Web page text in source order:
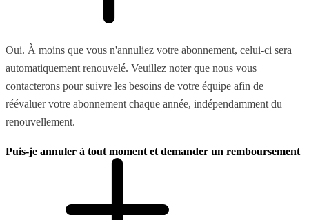
Oui. À moins que vous n'annuliez votre abonnement, celui-ci sera
automatiquement renouvelé. Veuillez noter que nous vous
contacterons pour suivre les besoins de votre équipe afin de
réévaluer votre abonnement chaque année, indépendamment du
renouvellement.
Puis-je annuler à tout moment et demander un remboursement